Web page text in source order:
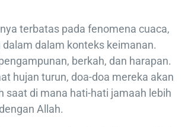
terbatas pada fenomena cuaca,
dalam konteks keimanan.
berkah, dan harapan.
hujan turun, doa-doa mereka akan
saat di mana hati-hati jamaah lebih
Allah.